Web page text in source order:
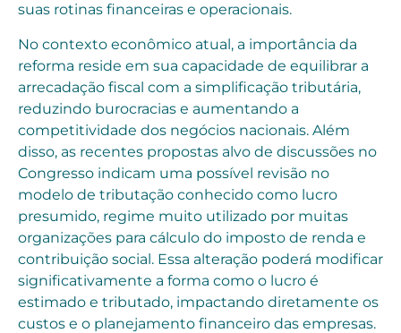
suas rotinas financeiras e operacionais.
No contexto econômico atual, a importância da
reforma reside em sua capacidade de equilibrar a
arrecadação fiscal com a simplificação tributária,
reduzindo burocracias e aumentando a
competitividade dos negócios nacionais. Além
disso, as recentes propostas alvo de discussões no
Congresso indicam uma possível revisão no
modelo de tributação conhecido como lucro
presumido, regime muito utilizado por muitas
organizações para cálculo do imposto de renda e
contribuição social. Essa alteração poderá modificar
significativamente a forma como o lucro é
estimado e tributado, impactando diretamente os
custos e o planejamento financeiro das empresas.